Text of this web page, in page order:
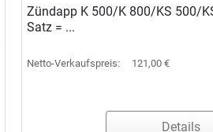
Zündapp K 500/K 800/KS 500/
Satz = ...
Netto-Verkaufspreis: 121,00 €
Details